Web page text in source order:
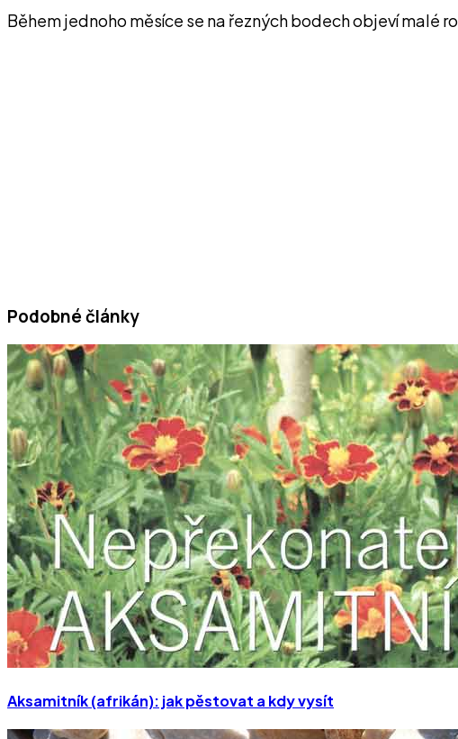
Během jednoho měsíce se na řezných bodech objeví malé
Podobné články
Aksamitník (afrikán): jak pěstovat a kdy vysít